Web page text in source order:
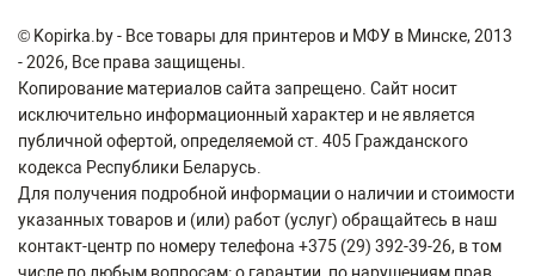
© Kopirka.by - Все товары для принтеров и МФУ в Минске, 2013
- 2026, Все права защищены.
Копирование материалов сайта запрещено. Сайт носит
исключительно информационный характер и не является
публичной офертой, определяемой ст. 405 Гражданского
кодекса Республики Беларусь.
Для получения подробной информации о наличии и стоимости
указанных товаров и (или) работ (услуг) обращайтесь в наш
контакт-центр по номеру телефона +375 (29) 392-39-26, в том
числе по любым вопросам: о гарантии, по нарушениям прав